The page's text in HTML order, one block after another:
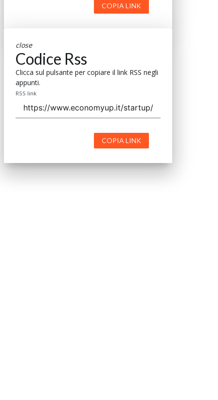
COPIA LINK
close
Codice Rss
Clicca sul pulsante per copiare il link RSS negli
appunti.
RSS link
COPIA LINK